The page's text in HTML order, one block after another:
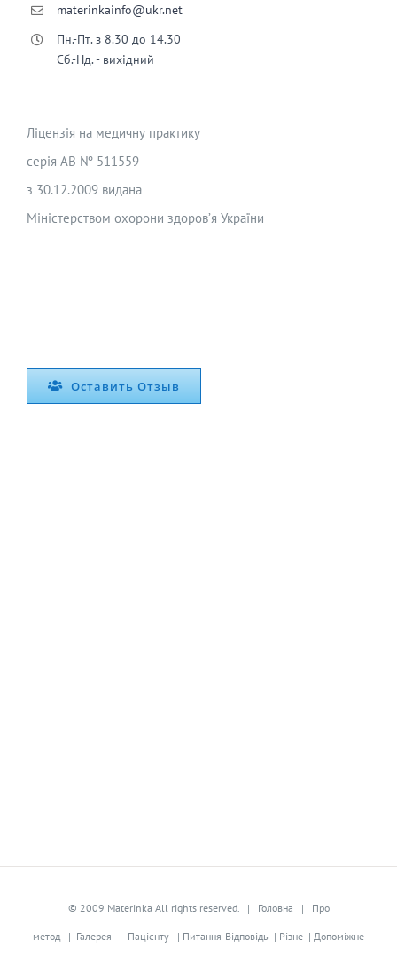
materinkainfo@ukr.net
Пн.-Пт. з 8.30 до 14.30
Сб.-Нд. - вихідний
Ліцензія на медичну практику
серія АВ № 511559
з 30.12.2009 видана
Міністерством охорони здоров’я України
Оставить Отзыв
© 2009 Materinka All rights reserved. | Головна | Про
метод | Галерея | Пацієнту | Питання-Відповідь | Різне | Допоміжне